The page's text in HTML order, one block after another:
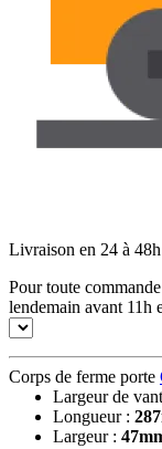
Livraison en 24 à 48h
Pour toute
lendemain avant 11h
Corps de ferme porte
Largeur de
Longueur :
Largeur :